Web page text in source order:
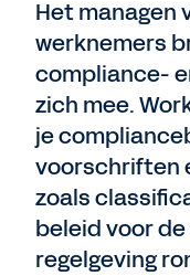
Het managen
werknemers
compliance-
zich mee.
je
voorschriften
zoals
beleid voor
regelgeving